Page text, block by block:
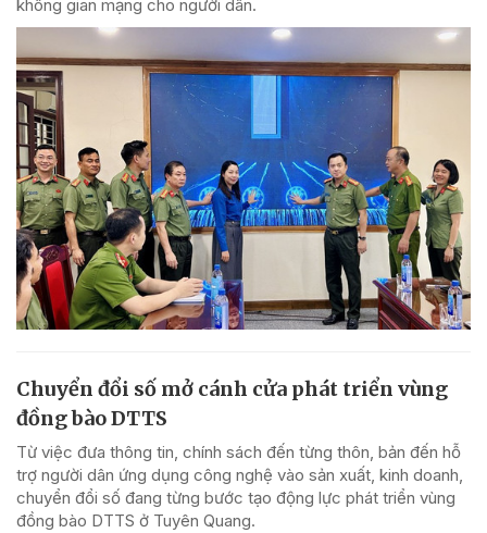
không gian mạng cho người dân.
Chuyển đổi số mở cánh cửa phát triển vùng
đồng bào DTTS
Từ việc đưa thông tin, chính sách đến từng thôn, bản đến hỗ
trợ người dân ứng dụng công nghệ vào sản xuất, kinh doanh,
chuyển đổi số đang từng bước tạo động lực phát triển vùng
đồng bào DTTS ở Tuyên Quang.